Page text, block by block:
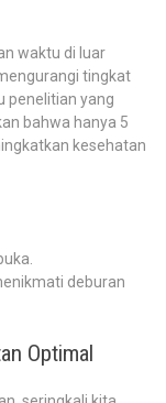
waktu di luar
tingkat
penelitian yang
bahwa hanya 5
kesehatan
deburan
Optimal